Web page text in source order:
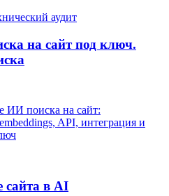
аудит
на сайт под ключ.
ИИ поиска на сайт:
API, интеграция и
сайта в AI